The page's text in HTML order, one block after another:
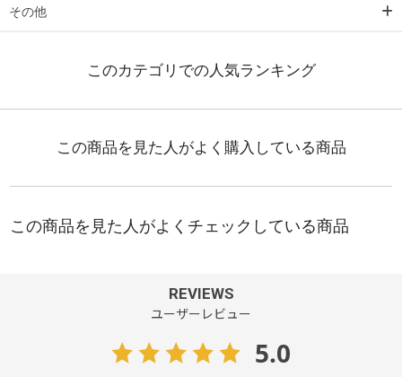
その他
REVIEWS
ユーザーレビュー
5.0